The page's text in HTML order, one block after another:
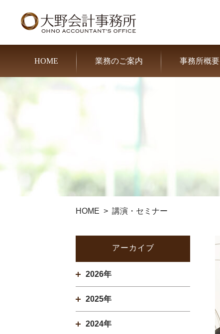
HOME 業務のご案内 事務所概要
HOME 講演・セミナー
アーカイブ
2026年
2025年
2024年